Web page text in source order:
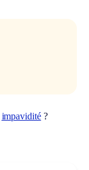
impavidité?